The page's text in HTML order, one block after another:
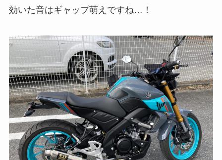
効いた音はギャップ萌えですね…！